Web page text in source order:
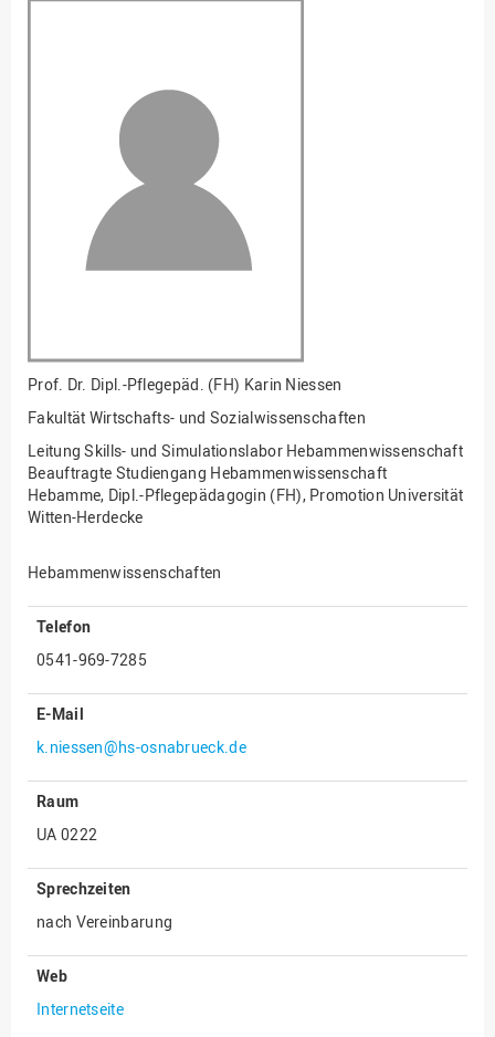
und Informatik
Fakultät Management,
Kultur und Technik
Fakultät Wirtschafts- und
Sozialwissenschaften
Finanzen
Gesellschaftliches
Engagement
Hochschulleitung
Hochschulplanung/-
strategie
Innenrevision
Institut für Musik
IT Service Center
Marketing
Personal
Personalentwicklung
Personalrat
Präsidialbüro
Professional School
Prof. Dr. Dipl.-Pflegepäd. (FH) Karin Niessen
Fakultät Wirtschafts- und Sozialwissenschaften
Leitung Skills- und Simulationslabor Hebammenwissenschaft
Beauftragte Studiengang Hebammenwissenschaft
Hebamme, Dipl.-Pflegepädagogin (FH), Promotion Universität
Witten-Herdecke
Hebammenwissenschaften
Telefon
0541-969-7285
E-Mail
k.niessen@hs-osnabrueck.de
Raum
UA 0222
Sprechzeiten
nach Vereinbarung
Web
Internetseite